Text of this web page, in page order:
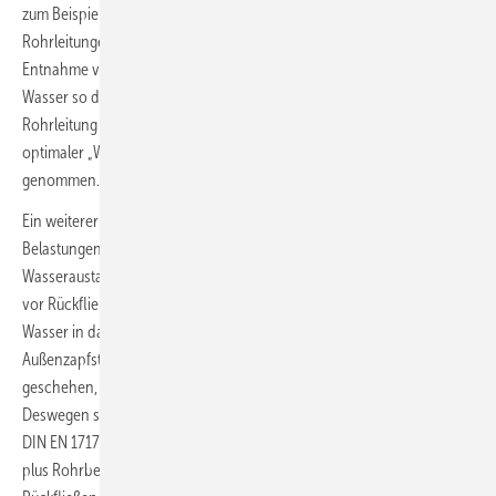
zum Beispiel auch in Vorwandsystemen Warmwasser führende
Rohrleitungen am besten gar nicht gedämmt werden. Nach der
Entnahme von Trinkwasser warm in der Nutzungseinheit kann das
Wasser so deutlich schneller auskühlen, als dies bei einer gedämmten
Rohrleitung der Fall ist – den Legionellen wird also ganz einfach ihr
optimaler „Wohlfühlbereich“ (≤ 45 °C) für die Vermehrung
genommen.
Ein weiterer wichtiger Punkt zur Vermeidung von hygienischen
Belastungen der Trinkwasser-Installation ist – neben Temperatur,
Wasseraustausch, Wasserdynamik und Nährstoffangebot – der Schutz
vor Rückfließen, Rückdrücken oder Rücksaugen von kontaminiertem
Wasser in das Rohrleitungsnetz. Das kann beispielsweise über
Außenzapfstellen mit Schlauchanschluss für einen Gartenpool
geschehen, wenn in der Hausinstallation ein Unterdruck auftritt.
Deswegen sind solche Zapfstellen auch grundsätzlich nach
DIN EN 1717 mit einer Sicherungskombination (Rückflussverhinderer
plus Rohrbelüfter) auszustatten. Das nicht minder risikoreiche